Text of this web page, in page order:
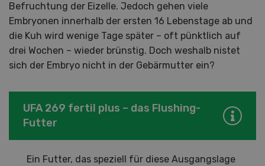
Befruchtung der Eizelle. Jedoch gehen viele
Embryonen innerhalb der ersten 16 Lebenstage ab und
die Kuh wird wenige Tage später – oft pünktlich auf
drei Wochen – wieder brünstig. Doch weshalb nistet
sich der Embryo nicht in der Gebärmutter ein?
UFA 269 fertil plus – das Flushing-
Futter
Ein Futter, das speziell für diese Ausgangslage